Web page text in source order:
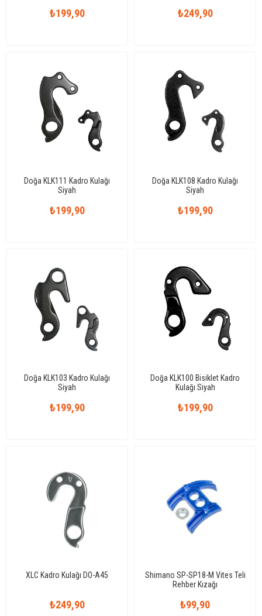
₺199,90 ₺249,90
Doğa KLK111 Kadro Kulağı
Siyah
₺199,90
Doğa KLK108 Kadro Kulağı
Siyah
₺199,90
Doğa KLK103 Kadro Kulağı
Siyah
₺199,90
Doğa KLK100 Bisiklet Kadro
Kulağı Siyah
₺199,90
XLC Kadro Kulağı DO-A45
₺249,90
Shimano SP-SP18-M Vites Teli
Rehber Kızağı
₺99,90